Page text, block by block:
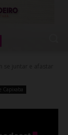
Capixaba